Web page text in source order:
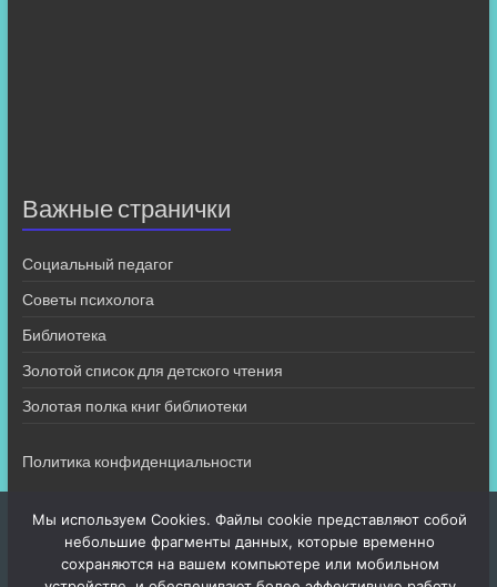
Важные странички
Социальный педагог
Советы психолога
Библиотека
Золотой список для детского чтения
Золотая полка книг библиотеки
Политика конфиденциальности
Мы используем Cookies. Файлы cookie представляют собой
небольшие фрагменты данных, которые временно
сохраняются на вашем компьютере или мобильном